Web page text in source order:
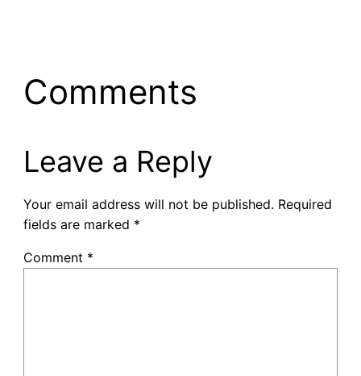
Comments
Leave a Reply
Your email address will not be published. Required
fields are marked *
Comment *